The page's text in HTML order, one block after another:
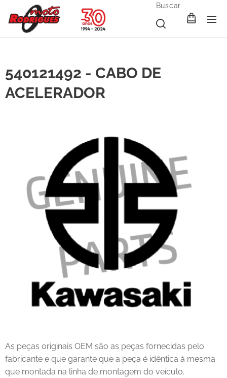
Buscar
540121492 - CABO DE
ACELERADOR
As peças originais OEM são as peças fornecidas pelo
fabricante e que garante que a peça é idêntica à mesma
que montada na linha de montagem do veículo.